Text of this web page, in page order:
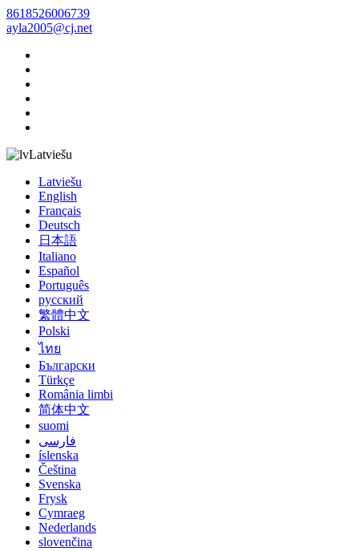
8618526006739
ayla2005@cj.net
Latviešu
Latviešu
English
Français
Deutsch
日本語
Italiano
Español
Português
русский
繁體中文
Polski
ไทย
Български
Türkçe
România limbi
简体中文
suomi
فارسی
íslenska
Čeština
Svenska
Frysk
Cymraeg
Nederlands
slovenčina